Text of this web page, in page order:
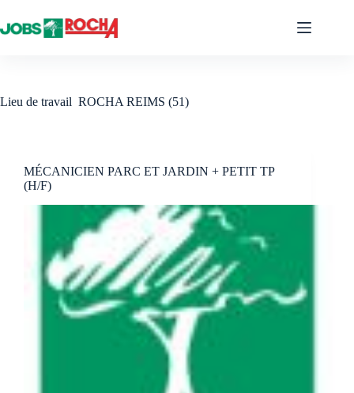
au
contenu
Lieu de travail ROCHA REIMS (51)
MÉCANICIEN PARC ET JARDIN + PETIT TP
(H/F)